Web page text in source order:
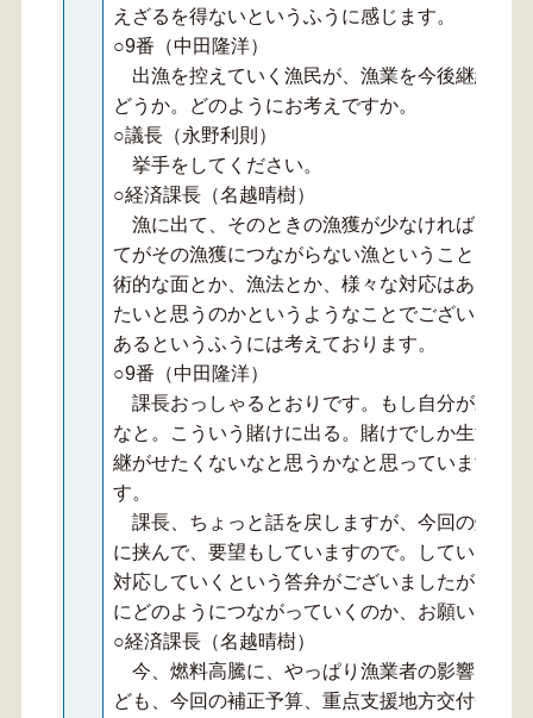
えざるを得ないというふうに感じます。
○9番（中田隆洋）
出漁を控えていく漁民が、漁業を今後継続し
どうか。どのようにお考えですか。
○議長（永野利則）
挙手をしてください。
○経済課長（名越晴樹）
漁に出て、そのときの漁獲が少なければ、そ
てがその漁獲につながらない漁ということでは
術的な面とか、漁法とか、様々な対応はあると
たいと思うのかというようなことでございます
あるというふうには考えております。
○9番（中田隆洋）
課長おっしゃるとおりです。もし自分が親で
なと。こういう賭けに出る。賭けでしか生活が
継がせたくないなと思うかなと思っています。
す。
課長、ちょっと話を戻しますが、今回の燃料
に挟んで、要望もしていますので。している中
対応していくという答弁がございましたが、こ
にどのようにつながっていくのか、お願いしま
○経済課長（名越晴樹）
今、燃料高騰に、やっぱり漁業者の影響につ
ども、今回の補正予算、重点支援地方交付金を